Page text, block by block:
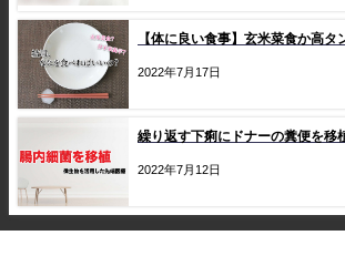
【体に良い食事】玄米菜食か高タ
2022年7月17日
繰り返す下痢にドナーの糞便を移
2022年7月12日